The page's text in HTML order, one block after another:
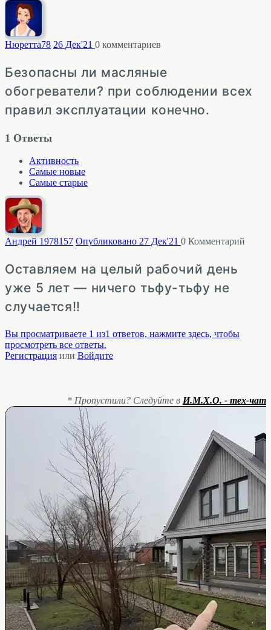
Нюретта78 26 Дек'21 0 комментариев
Безопасны ли масляные
обогреватели? при соблюдении всех
правил эксплуатации конечно.
1 Ответы
Активность
Самые новые
Самые старые
Андрей 1978157 Опубликовано 27 Дек'21 0 Комментарий
Оставляем на целый рабочий день
уже 5 лет — ничего тьфу-тьфу не
случается!!
Вы просматриваете 1 из1 ответов, нажмите здесь, чтобы
просмотреть все ответы.
Регистрация или Войдите
* Пропустили? Следуйте в И.М.Х.О. - тех-чат